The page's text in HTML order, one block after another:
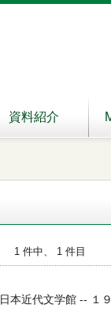
資料紹介
1 件中、 1 件目
本近代文学館 -- １